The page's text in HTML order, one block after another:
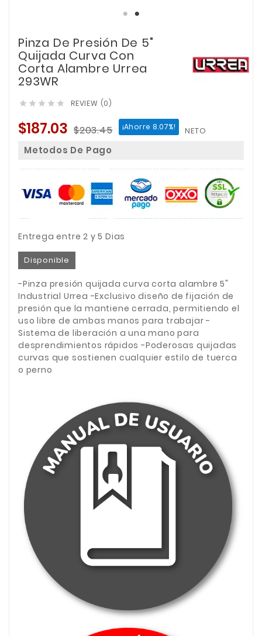
Pinza De Presión De 5"
Quijada Curva Con
Corta Alambre Urrea
293WR
     REVIEW (0)
$187.03 $203.45 ¡Ahorre 8.07%! NETO
Metodos De Pago
Entrega entre 2 y 5 Dias
Disponible
-Pinza presión quijada curva corta alambre 5"
Industrial Urrea -Exclusivo diseño de fijación de
presión que la mantiene cerrada, permitiendo el
uso libre de ambas manos para trabajar -
Sistema de liberación a una mano para
desprendimientos rápidos -Poderosas quijadas
curvas que sostienen cualquier estilo de tuerca
o perno